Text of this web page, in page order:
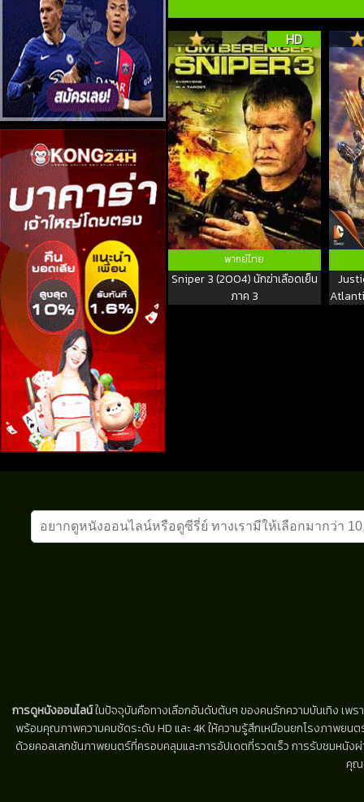
HD
พากย์ไทย
Sniper 3 (2004) นักฆ่าเลือดเย็น
ภาค 3
การดูหนังออนไลน์ในปัจจุบันคือทางเลือกอันดับต้นๆ ของคนรักความบันเทิง เพร
พร้อมคุณภาพความคมชัดระดับ HD และ 4K ให้ความรู้สึกเหมือนยกโรงภาพยน
ด้วยคอลเลกชันภาพยนตร์ที่ครอบคลุมและการอัปเดตที่รวดเร็ว การรับชมหนัง
คุณ